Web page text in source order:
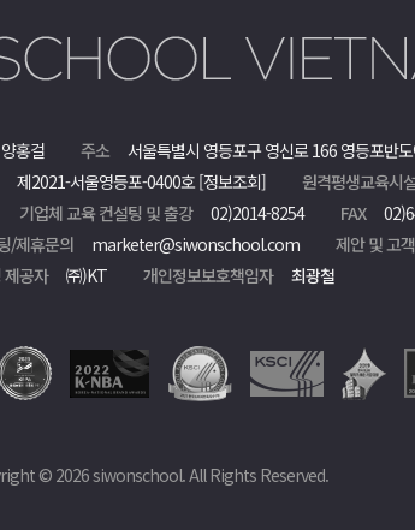
양홍걸 주소
서울특별시 영등포구 영신로 166 영등포반
제2021-서울영등포-0400호 [정보조회]
원격평생교육시
기업체 교육 컨설팅 및 출강 02)2014-8254 FAX
/제휴문의 marketer@siwonschool.com
제안 및 고
제공자
㈜)KT 개인정보보호책임자 최광철
© 2026 siwonschool. All Rights Reserved.